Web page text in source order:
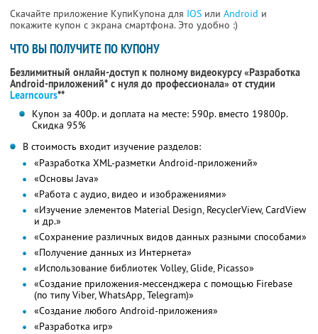
Скачайте приложение КупиКупона для IOS или Android и
покажите купон с экрана смартфона. Это удобно :)
ЧТО ВЫ ПОЛУЧИТЕ ПО КУПОНУ
Безлимитный онлайн-доступ к полному видеокурсу «Разработка
Android-приложений* с нуля до профессионала» от студии
Learncours**
Купон за 400р. и доплата на месте: 590р. вместо 19800р.
Скидка 95%
В стоимость входит изучение разделов:
«Разработка XML-разметки Android-приложений»
«Основы Java»
«Работа с аудио, видео и изображениями»
«Изучение элементов Material Design, RecyclerView, CardView
и др.»
«Сохранение различных видов данных разными способами»
«Получение данных из Интернета»
«Использование библиотек Volley, Glide, Picasso»
«Создание приложения-мессенджера с помощью Firebase
(по типу Viber, WhatsApp, Telegram)»
«Создание любого Android-приложения»
«Разработка игр»